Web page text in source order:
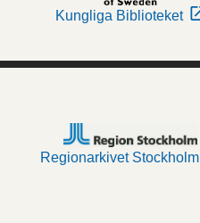
Kungliga Biblioteket
Regionarkivet Stockholm